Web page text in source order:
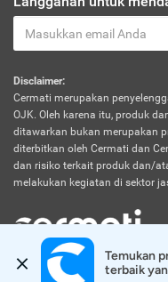
Disclaimer:
Cermati merupakan
OJK. Oleh karena itu, produk
ditawarkan bukan merupakan
diterbitkan oleh Cermati dan
dan risiko terkait produk dan/
melakukan kegiatan di sektor
© 2026 Cermati. All Rights
Temukan
terbaik